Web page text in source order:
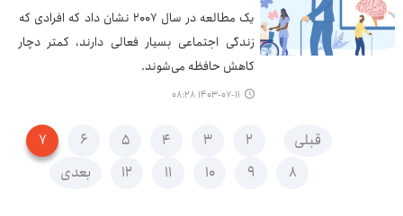
یک مطالعه در سال ۲۰۰۷ نشان داد که افرادی که
زندگی اجتماعی بسیار فعالی دارند، کمتر دچار
کاهش حافظه می‌شوند.
۱۴۰۳-۰۷-۱۱ ۰۸:۲۸
قبلی ۲ ۳ ۴ ۵ ۶
۷
۸
۹ ۱۰ ۱۱ ۱۲ بعدی